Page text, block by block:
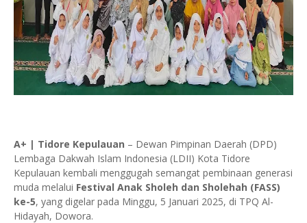
A+ | Tidore Kepulauan – Dewan Pimpinan Daerah (DPD)
Lembaga Dakwah Islam Indonesia (LDII) Kota Tidore
Kepulauan kembali menggugah semangat pembinaan generasi
muda melalui Festival Anak Sholeh dan Sholehah (FASS)
ke-5, yang digelar pada Minggu, 5 Januari 2025, di TPQ Al-
Hidayah, Dowora.